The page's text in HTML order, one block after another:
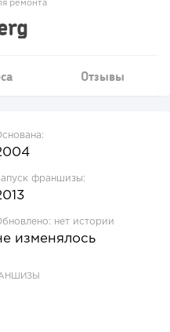
ремонта
Отзывы
франшизы:
нет истории
изменялось